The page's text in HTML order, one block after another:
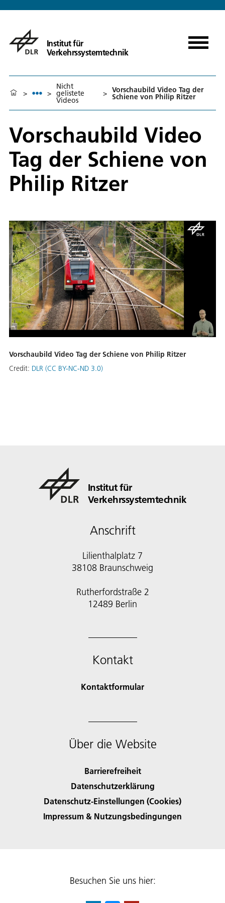
Institut für
Verkehrssystemtechnik
> >
Nicht
gelistete
Videos
> Vorschaubild Video Tag der
Schiene von Philip Ritzer
Vorschaubild Video
Tag der Schiene von
Philip Ritzer
Vorschaubild Video Tag der Schiene von Philip Ritzer
Credit: DLR (CC BY-NC-ND 3.0)
Institut für
Verkehrssystemtechnik
Anschrift
Lilienthalplatz 7
38108 Braunschweig
Rutherfordstraße 2
12489 Berlin
Kontakt
Kontaktformular
Über die Website
Barrierefreiheit
Datenschutzerklärung
Datenschutz-Einstellungen (Cookies)
Impressum & Nutzungsbedingungen
Besuchen Sie uns hier: